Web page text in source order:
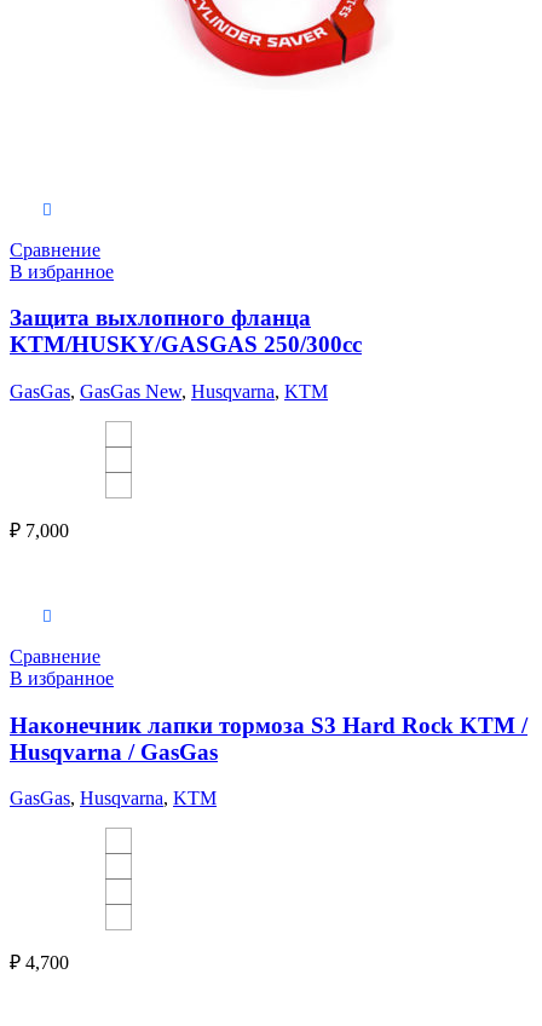
Сравнение
В избранное
Защита выхлопного фланца
KTM/HUSKY/GASGAS 250/300сс
GasGas, GasGas New, Husqvarna, KTM
₽ 7,000
Сравнение
В избранное
Наконечник лапки тормоза S3 Hard Rock KTM /
Husqvarna / GasGas
GasGas, Husqvarna, KTM
₽ 4,700